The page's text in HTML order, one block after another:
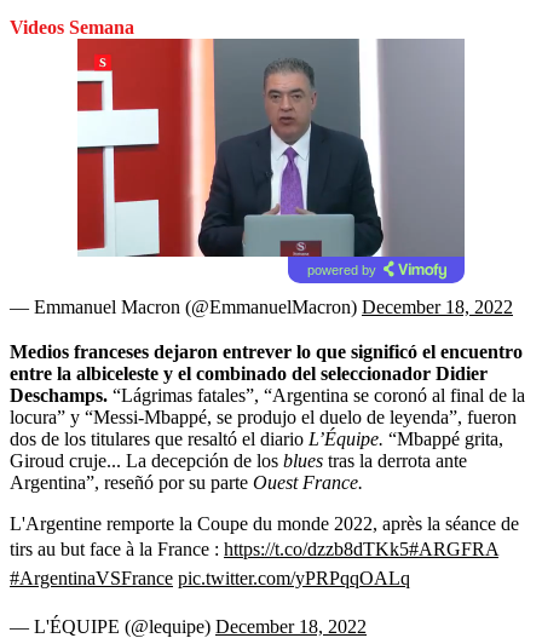
Videos Semana
powered by
— Emmanuel Macron (@EmmanuelMacron) December 18, 2022
Medios franceses dejaron entrever lo que significó el encuentro
entre la albiceleste y el combinado del seleccionador Didier
Deschamps. “Lágrimas fatales”, “Argentina se coronó al final de la
locura” y “Messi-Mbappé, se produjo el duelo de leyenda”, fueron
dos de los titulares que resaltó el diario L’Équipe. “Mbappé grita,
Giroud cruje... La decepción de los blues tras la derrota ante
Argentina”, reseñó por su parte Ouest France.
L'Argentine remporte la Coupe du monde 2022, après la séance de
tirs au but face à la France : https://t.co/dzzb8dTKk5#ARGFRA
#ArgentinaVSFrance pic.twitter.com/yPRPqqOALq
— L'ÉQUIPE (@lequipe) December 18, 2022